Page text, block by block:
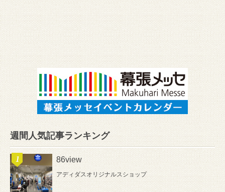
週間人気記事ランキング
86view
アディダスオリジナルスショップ